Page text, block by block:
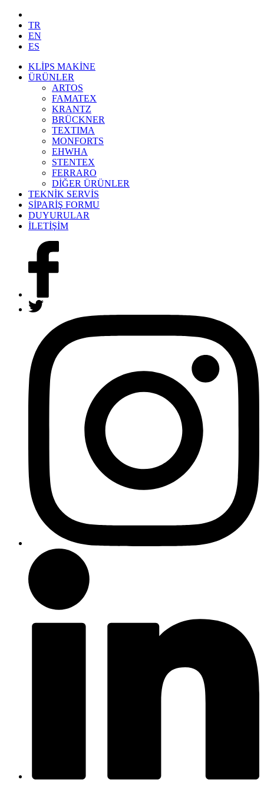
TR
EN
ES
KLİPS MAKİNE
ÜRÜNLER
ARTOS
FAMATEX
KRANTZ
BRÜCKNER
TEXTIMA
MONFORTS
EHWHA
STENTEX
FERRARO
DİĞER ÜRÜNLER
TEKNİK SERVİS
SİPARİŞ FORMU
DUYURULAR
İLETİŞİM